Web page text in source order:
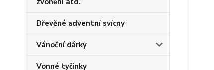
zvonění atd.
Dřevěné adventní svícny
Vánoční dárky
Vonné tyčinky